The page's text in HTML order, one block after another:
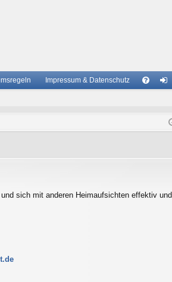
S
Impressum & Datenschutz
el
sich mit anderen Heimaufsichten effektiv und